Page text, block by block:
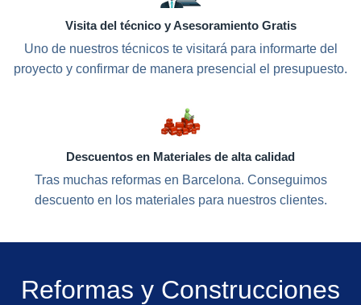
Visita del técnico y Asesoramiento Gratis
Uno de nuestros técnicos te visitará para informarte del
proyecto y confirmar de manera presencial el presupuesto.
Descuentos en Materiales de alta calidad
Tras muchas reformas en Barcelona. Conseguimos
descuento en los materiales para nuestros clientes.
Reformas y Construcciones